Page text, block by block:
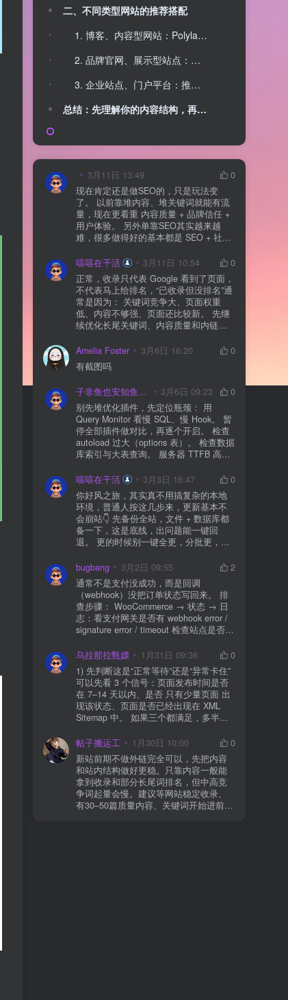
二、不同类型网站的推荐搭配
1. 博客、内容型网站：Polylang 或 TranslatePress 更合适
2. 品牌官网、展示型站点：推荐 TranslatePress
3. 企业站点、门户平台：推荐 WPML
总结：先理解你的内容结构，再决定插件
3月11日 13:49
0
现在肯定还是做SEO的，只是玩法变
了。 以前靠堆内容、堆关键词就能有流
量，现在更看重 内容质量 + 品牌信任 +
用户体验。 另外单靠SEO其实越来越
难，很多做得好的基本都是 SEO + 社媒
质还是一个长期获客渠道，但不能再当
成唯一渠道了。
嘻嘻在干活 3月11日 10:54
0
正常，收录只代表 Google 看到了页面，
不代表马上给排名，“已收录但没排名”通
常是因为： 关键词竞争大、页面权重
低、内容不够强、页面还比较新。 先继
续优化长尾关键词、内容质量和内链，
Amelia Foster
3月6日 16:20
0
有截图吗
子非鱼也安知鱼之乐 3月6日 09:23
0
别先堆优化插件，先定位瓶颈： 用
Query Monitor 看慢 SQL、慢 Hook。 暂
停全部插件做对比，再逐个开启。 检查
autoload 过大（options 表）。 检查数据
库索引与大表查询。 服务器 TTFB 高就
嘻嘻在干活
3月3日 16:47
0
你好风之旅，其实真不用搞复杂的本地
环境，普通人按这几步来，更新基本不
会崩站👇 先备份全站，文件 + 数据库都
备一下，这是底线，出问题能一键回
退。 更的时候别一键全更，分批更，先
立刻清缓存，去前台检查首页、文章
页、按钮、表单这些关键位置。 最好再
装个支持版本回滚的插件，万一崩了，
一秒切回旧版。 总结来说：先备份、分
批更、更完查、留退路，稳得很✅😎希望
能帮到你
bugbang 3月2日 09:55
2
通常不是支付没成功，而是回调
（webhook）没把订单状态写回来。 排
查步骤： WooCommerce → 状态 → 日
志：看支付网关是否有 webhook error /
signature error / timeout 检查站点是否被
全插件） 检查是否启用了“缓存结账页/接
口路径”（结账页和回调接口不应缓存）
看服务器错误日志是否有 500/致命错误
导致回调执行中断 解决方案： 放行 wp-
json、wc-api、支付网关回调 URL（按网
关文档配置） 关闭结账页的缓存与 JS
合并压缩测试一次 若使用 Cloudflare：
则
乌拉那拉甄嬛 1月31日 09:36
0
1) 先判断这是“正常等待”还是“异常卡住”
可以先看 3 个信号：页面发布时间是否
在 7–14 天以内、是否 只有少量页面 出
现该状态、页面是否已经出现在 XML
Sitemap 中。 如果三个都满足，多半属
手。 2) 什么情况下“等”是没用的？ 以下
情况基本不会靠时间自动解决：页面几
乎没有内链（孤立页）、内容与站内已
有页面高度相似、canonical 指向了别的
URL、同一主题短时间发布太多相似文
章。 这种情况下，Google 已经抓取，但
判断“当前不值得进入索引”。 3) 最有效
帖子搬运工 1月30日 10:00
0
新站前期不做外链完全可以，先把内容
和站内结构做好更稳。只靠内容一般能
拿到收录和部分长尾词排名，但中高竞
争词起量会慢。建议等网站稳定收录、
有30–50篇质量内容、关键词开始进前